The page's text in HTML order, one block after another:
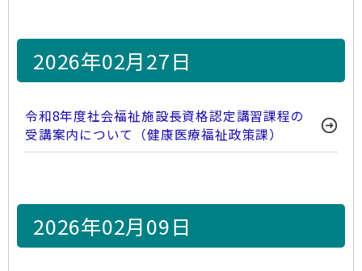
2026年02月27日
令和8年度社会福祉施設長資格認定講習課程の
受講案内について（健康医療福祉政策課）
2026年02月09日